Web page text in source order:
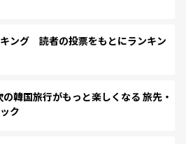
ング 読者の投票をもとにランキン
韓国旅行がもっと楽しくなる 旅先・
ク